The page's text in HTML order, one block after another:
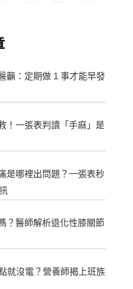
籲：定期做 1 事才能早發
！一張表判讀「手麻」是
是哪裡出問題？一張表秒
？醫師解析退化性膝關節
就沒電？營養師揭上班族